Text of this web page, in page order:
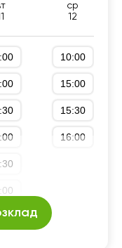
ср
12
10:00
15:00
15:30
16:00